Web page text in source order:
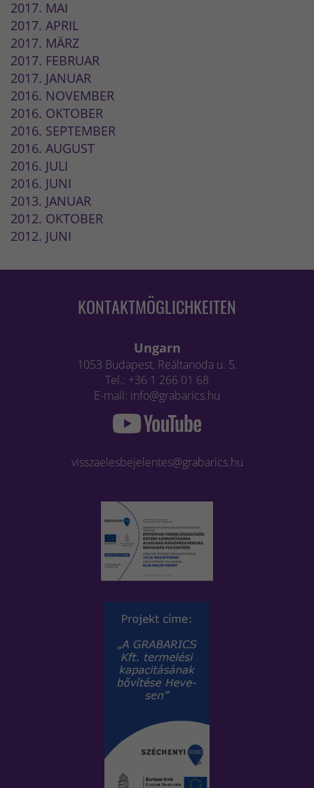
2017. MAI
2017. APRIL
2017. MÄRZ
2017. FEBRUAR
2017. JANUAR
2016. NOVEMBER
2016. OKTOBER
2016. SEPTEMBER
2016. AUGUST
2016. JULI
2016. JUNI
2013. JANUAR
2012. OKTOBER
2012. JUNI
KONTAKTMÖGLICHKEITEN
Ungarn
1053 Budapest, Reáltanoda u. 5.
Tel.: +36 1 266 01 68
E-mail: info@grabarics.hu
visszaelesbejelentes@grabarics.hu